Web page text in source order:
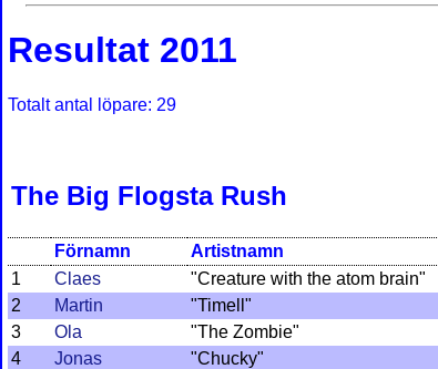
Resultat 2011
Totalt antal löpare: 29
The Big Flogsta Rush
Förnamn Artistnamn
1
Claes "Creature with the atom brain"
2
Martin "Timell"
3
Ola "The Zombie"
4
Jonas "Chucky"